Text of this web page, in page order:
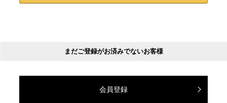
まだご登録がお済みでないお客様
会員登録